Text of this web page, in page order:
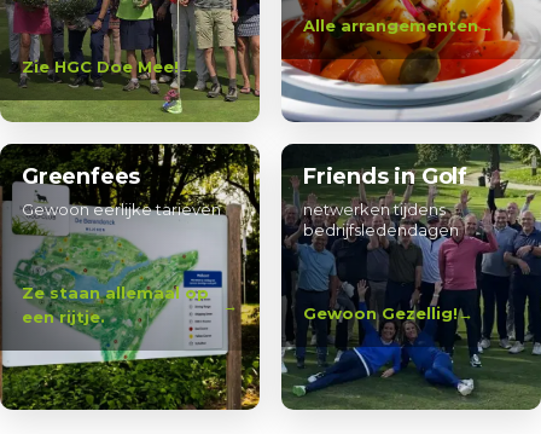
Zie HGC Doe Mee!
Alle arrangementen
Greenfees
Gewoon eerlijke tarieven
Ze staan allemaal op
een rijtje.
Friends in Golf
netwerken tijdens
bedrijfsledendagen
Gewoon Gezellig!